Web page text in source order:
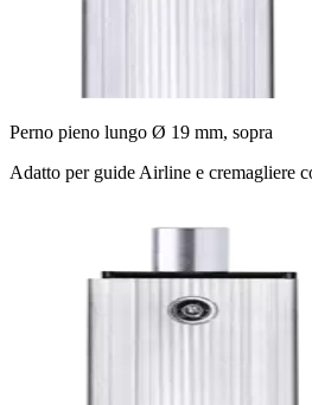
Perno pieno lungo Ø 19 mm, sopra
Adatto per guide Airline e cremagliere